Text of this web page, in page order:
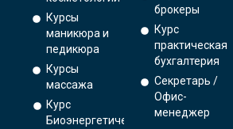
Курсы
маникюра и
педикюра
Курсы
массажа
Курс
Биоэнергетический
брокеры
Курс
практическая
бухгалтерия
Секретарь /
Офис-
менеджер